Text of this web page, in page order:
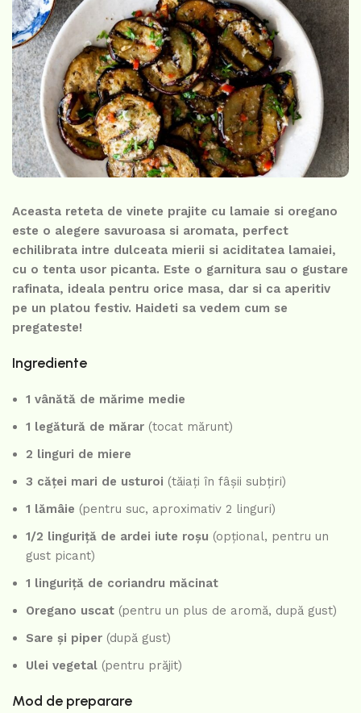
Aceasta reteta de vinete prajite cu lamaie si oregano
este o alegere savuroasa si aromata, perfect
echilibrata intre dulceata mierii si aciditatea lamaiei,
cu o tenta usor picanta. Este o garnitura sau o gustare
rafinata, ideala pentru orice masa, dar si ca aperitiv
pe un platou festiv. Haideti sa vedem cum se
pregateste!
Ingrediente
1 vânătă de mărime medie
1 legătură de mărar (tocat mărunt)
2 linguri de miere
3 căței mari de usturoi (tăiați în fâșii subțiri)
1 lămâie (pentru suc, aproximativ 2 linguri)
1/2 linguriță de ardei iute roșu (opțional, pentru un
gust picant)
1 linguriță de coriandru măcinat
Oregano uscat (pentru un plus de aromă, după gust)
Sare și piper (după gust)
Ulei vegetal (pentru prăjit)
Mod de preparare